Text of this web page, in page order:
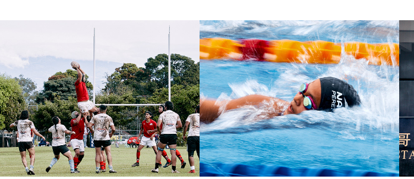
Rugby Costa Rica
2022
2021
Eliminatorias JDN
Natación 2021
2021